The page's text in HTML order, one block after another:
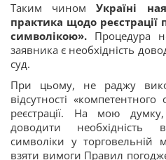
Таким чиномУкраїні
практика щодо
символікою». Процедура
заявника є необхідність
суд.
При цьому, не раджу
відсутності
реєстрації. На мою
доводити необхідність
символіки у торговельній
взяти вимоги Правил